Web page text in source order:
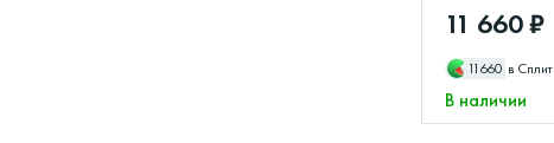
11 660 ₽
11660 в Сплит
В наличии